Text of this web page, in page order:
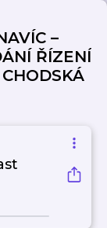
–
ŘÍZENÍ